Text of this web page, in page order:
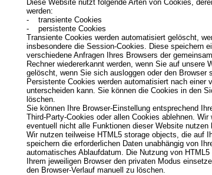
Diese Website nutzt folgende Arten von Cookies,
werden:
- transiente Cookies
- persistente Cookies
Transiente Cookies werden automatisiert gelöscht,
insbesondere die Session-Cookies. Diese speichern
verschiedene Anfragen Ihres Browsers der
Rechner wiedererkannt werden, wenn Sie auf
gelöscht, wenn Sie sich ausloggen oder den Browser
Persistente Cookies werden automatisiert nach
unterscheiden kann. Sie können die Cookies in den
löschen.
Sie können Ihre Browser-Einstellung entsprechend
Third-Party-Cookies oder allen Cookies ablehnen.
eventuell nicht alle Funktionen dieser Website nutzen
Wir nutzen teilweise HTML5 storage objects, die auf
speichern die erforderlichen Daten unabhängig von
automatisches Ablaufdatum. Die Nutzung von
Ihrem jeweiligen Browser den privaten Modus
den Browser-Verlauf manuell zu löschen.